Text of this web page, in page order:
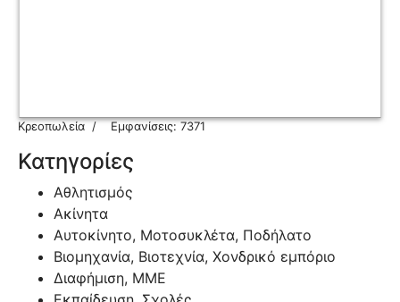
Κρεοπωλεία Εμφανίσεις: 7371
Κατηγορίες
Αθλητισμός
Ακίνητα
Αυτοκίνητο, Μοτοσυκλέτα, Ποδήλατο
Βιομηχανία, Βιοτεχνία, Χονδρικό εμπόριο
Διαφήμιση, ΜΜΕ